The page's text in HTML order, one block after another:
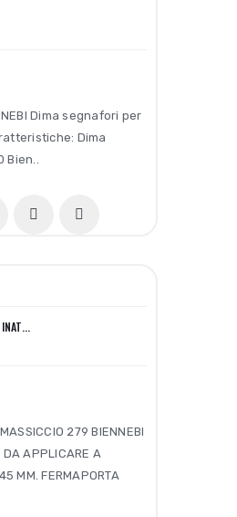
Dima segnafori per
Dima
Bien..
279 BIENNEBI
DA APPLICARE A
MM. FERMAPORTA